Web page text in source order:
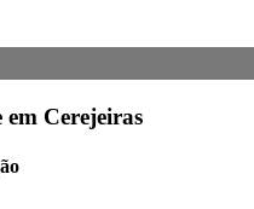
Cerejeiras